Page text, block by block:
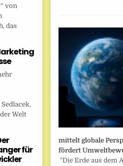
von
das
Welt
für
mittelt globale
fördert
"Die Erde aus dem